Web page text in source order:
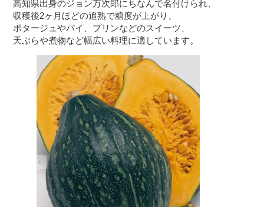
高知県出身のジョン万次郎にちなんで名付けられ、
収穫後2ヶ月ほどの追熟で糖度が上がり、
ポタージュやパイ、プリンなどのスイーツ、
天ぷらや煮物など幅広い料理に適しています。